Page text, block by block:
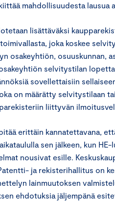
mahdollisuudesta lausua
lisättäväksi
joka koskee
osakeyhtiön, osuuskunnan,
selvitystilan
sovellettaisiin
on määrätty selvitystilaan
liittyvän
erittäin kannatettavana,
sen jälkeen, kun
nousivat esille.
ja rekisterihallitus on
lainmuutoksen
ehdotuksia jäljempänä